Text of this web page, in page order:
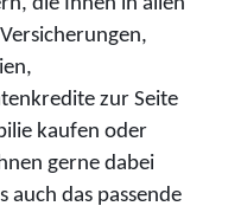
zur Seite
kaufen oder
gerne dabei
auch das passende